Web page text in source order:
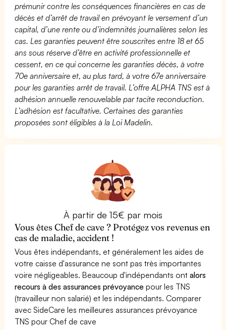
prémunir contre les conséquences financières en cas de
décès et d’arrêt de travail en prévoyant le versement d’un
capital, d’une rente ou d’indemnités journalières selon les
cas. Les garanties peuvent être souscrites entre 18 et 65
ans sous réserve d’être en activité professionnelle et
cessent, en ce qui concerne les garanties décès, à votre
70e anniversaire et, au plus tard, à votre 67e anniversaire
pour les garanties arrêt de travail. L’offre ALPHA TNS est à
adhésion annuelle renouvelable par tacite reconduction.
L’adhésion est facultative. Certaines des garanties
proposées sont éligibles à la Loi Madelin.
À partir de 15€ par mois
Vous êtes Chef de cave ? Protégez vos revenus en
cas de maladie, accident !
Vous êtes indépendants, et généralement les aides de
votre caisse d'assurance ne sont pas très importantes
voire négligeables. Beaucoup d'indépendants ontalors
recours à des assurances prévoyance pour les TNS
(travailleur non salarié) et les indépendants. Comparer
avec SideCare les meilleures assurances prévoyance
TNS pour Chef de cave